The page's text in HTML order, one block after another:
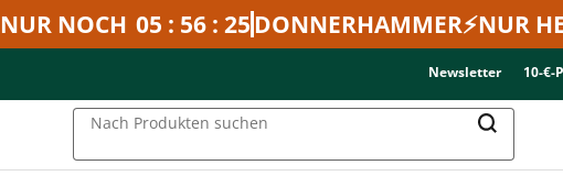
NUR NOCH 05 : 56 : 25DONNERHAMMER⚡NUR
Newsletter 10-€-
Nach Produkten suchen